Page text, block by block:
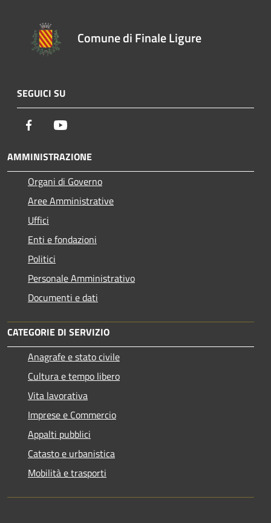
Comune di Finale Ligure
SEGUICI SU
Facebook
AMMINISTRAZIONE
Organi di Governo
Aree Amministrative
Uffici
Enti e fondazioni
Politici
Personale Amministrativo
Documenti e dati
CATEGORIE DI SERVIZIO
Anagrafe e stato civile
Cultura e tempo libero
Vita lavorativa
Imprese e Commercio
Appalti pubblici
Catasto e urbanistica
Mobilità e trasporti